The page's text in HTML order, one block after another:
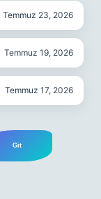
Temmuz 23, 2026
Temmuz 19, 2026
Temmuz 17, 2026